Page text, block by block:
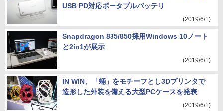
USB PD対応ポータブルバッテリ
(2019/6/1)
Snapdragon 835/850採用Windows 10ノート
と2in1が展示
(2019/6/1)
IN WIN、「蛹」をモチーフとし3Dプリンタで
造形した外装を備える大型PCケースを発表
(2019/6/1)